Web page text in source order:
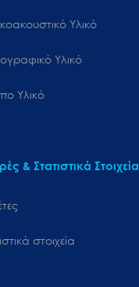
Υλικό
Υλικό
Υλικό
& Στατιστικά Στοιχεία
στοιχεία